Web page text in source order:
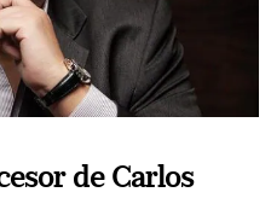
de Carlos